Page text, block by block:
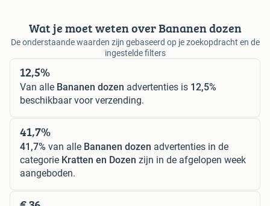
Wat je moet weten over Bananen dozen
De onderstaande waarden zijn gebaseerd op je zoekopdracht en de
ingestelde filters
12,5%
Van alle Bananen dozen advertenties is 12,5%
beschikbaar voor verzending.
41,7%
41,7% van alle Bananen dozen advertenties in de
categorie Kratten en Dozen zijn in de afgelopen week
aangeboden.